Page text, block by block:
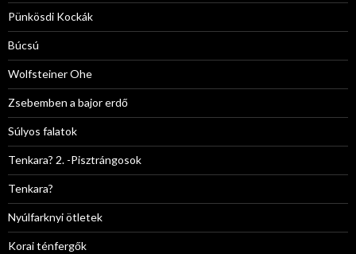
Pünkösdi Kockák
Búcsú
Wolfsteiner Ohe
Zsebemben a bajor erdő
Súlyos falatok
Tenkara? 2. -Pisztrángosok
Tenkara?
Nyúlfarknyi ötletek
Korai ténfergők